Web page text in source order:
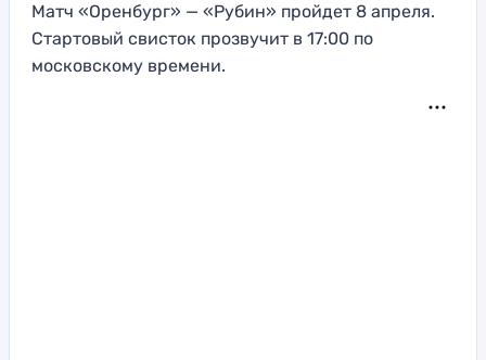
Матч «Оренбург» — «Рубин» пройдет 8 апреля.
Стартовый свисток прозвучит в 17:00 по
московскому времени.